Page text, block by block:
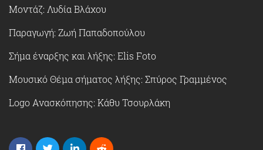
Μοντάζ: Λυδία Βλάχου
Παραγωγή: Ζωή Παπαδοπούλου
Σήμα έναρξης και λήξης: Elis Foto
Μουσικό Θέμα σήματος λήξης: Σπύρος Γραμμένος
Logo Ανασκόπησης: Κάθυ Τσουρλάκη